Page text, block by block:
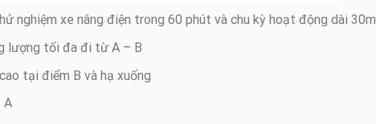
nghiệm xe nâng điện trong 60 phút và chu kỳ hoạt động dài
lượng tối đa đi từ A – B
tại điểm B và hạ xuống
A